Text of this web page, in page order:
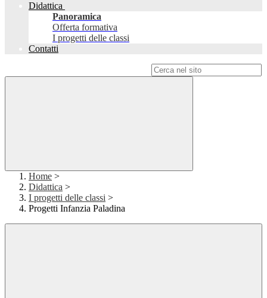
Didattica
Panoramica
Offerta formativa
I progetti delle classi
Contatti
Home >
Didattica >
I progetti delle classi >
Progetti Infanzia Paladina